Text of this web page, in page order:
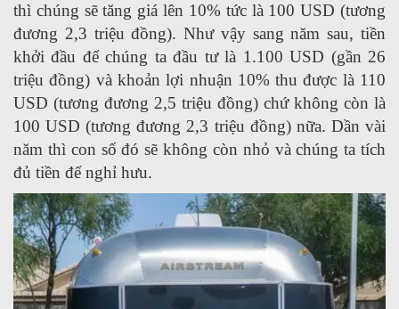
thì chúng sẽ tăng giá lên 10% tức là 100 USD (tương
đương 2,3 triệu đồng). Như vậy sang năm sau, tiền
khởi đầu để chúng ta đầu tư là 1.100 USD (gần 26
triệu đồng) và khoản lợi nhuận 10% thu được là 110
USD (tương đương 2,5 triệu đồng) chứ không còn là
100 USD (tương đương 2,3 triệu đồng) nữa. Dần vài
năm thì con số đó sẽ không còn nhỏ và chúng ta tích
đủ tiền để nghỉ hưu.